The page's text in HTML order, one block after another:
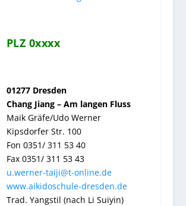
PLZ 0xxxx
01277 Dresden
Chang Jiang – Am langen Fluss
Maik Gräfe/Udo Werner
Kipsdorfer Str. 100
Fon 0351/ 311 53 40
Fax 0351/ 311 53 43
u.werner-taiji@t-online.de
www.aikidoschule-dresden.de
Trad. Yangstil (nach Li Suiyin)